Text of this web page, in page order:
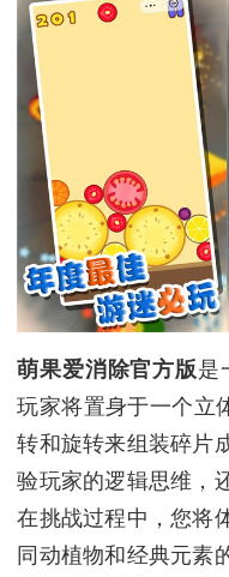
萌果爱消除官方版是
玩家将置身于一个立
转和旋转来组装碎片
验玩家的逻辑思维，
在挑战过程中，您将
同动植物和经典元素